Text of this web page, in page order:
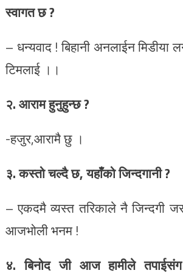
स्वागत छ ?
– धन्यवाद ! बिहानी अनलाईन मिडीया
टिमलाई ।।
२. आराम हुनुहुन्छ ?
-हजुर,आरामै छु ।
३. कस्तो चल्दै छ, यहाँको जिन्दगानी ?
– एकदमै व्यस्त तरिकाले नै जिन्दगी
आजभोली भनम !
४. बिनोद जी आज हामीले